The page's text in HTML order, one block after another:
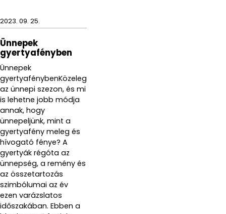
2023. 09. 25.
Ünnepek
gyertyafényben
Ünnepek
gyertyafénybenKözeleg
az ünnepi szezon, és mi
is lehetne jobb módja
annak, hogy
ünnepeljünk, mint a
gyertyafény meleg és
hívogató fénye? A
gyertyák régóta az
ünnepség, a remény és
az összetartozás
szimbólumai az év
ezen varázslatos
időszakában. Ebben a